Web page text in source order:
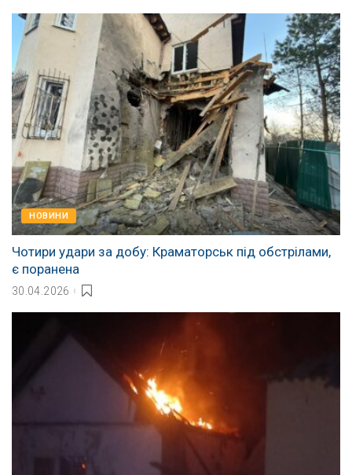
НОВИНИ
Чотири удари за добу: Краматорськ під обстрілами,
є поранена
30.04.2026